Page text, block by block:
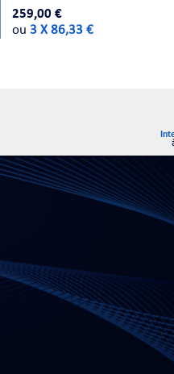
259,00 €
ou3 X 86,33 €